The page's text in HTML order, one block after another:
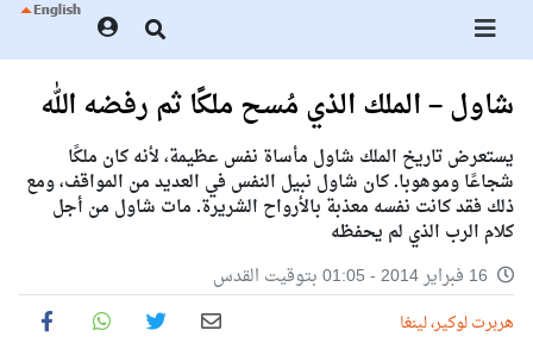
شاول – الملك الذي مُسح ملكًا ثم رفضه الله
يستعرض تاريخ الملك شاول مأساة نفس عظيمة، لأنه كان ملكًا
شجاعًا وموهوبا. كان شاول نبيل النفس في العديد من المواقف، ومع
ذلك فقد كانت نفسه معذبة بالأرواح الشريرة. مات شاول من أجل
كلام الرب الذي لم يحفظه
هربرت لوكير، لينغا